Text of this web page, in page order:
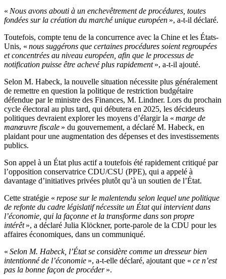
« Nous avons abouti à un enchevêtrement de procédures, toutes
fondées sur la création du marché unique européen », a-t-il déclaré.
Toutefois, compte tenu de la concurrence avec la Chine et les États-
Unis, « nous suggérons que certaines procédures soient regroupées
et concentrées au niveau européen, afin que le processus de
notification puisse être achevé plus rapidement», a-t-il ajouté.
Selon M. Habeck, la nouvelle situation nécessite plus généralement
de remettre en question la politique de restriction budgétaire
défendue par le ministre des Finances, M. Lindner. Lors du prochain
cycle électoral au plus tard, qui débutera en 2025, les décideurs
politiques devraient explorer les moyens d’élargir la « marge de
manœuvre fiscale » du gouvernement, a déclaré M. Habeck, en
plaidant pour une augmentation des dépenses et des investissements
publics.
Son appel à un État plus actif a toutefois été rapidement critiqué par
l’opposition conservatrice CDU/CSU (PPE), qui a appelé à
davantage d’initiatives privées plutôt qu’à un soutien de l’État.
Cette stratégie « repose sur le malentendu selon lequel une politique
de refonte du cadre législatif nécessite un État qui intervient dans
l’économie, qui la façonne et la transforme dans son propre
intérêt», a déclaré Julia Klöckner, porte-parole de la CDU pour les
affaires économiques, dans un communiqué.
« Selon M. Habeck, l’État se considère comme un dresseur bien
intentionné de l’économie », a-t-elle déclaré, ajoutant que « ce n’est
pas la bonne façon de procéder».